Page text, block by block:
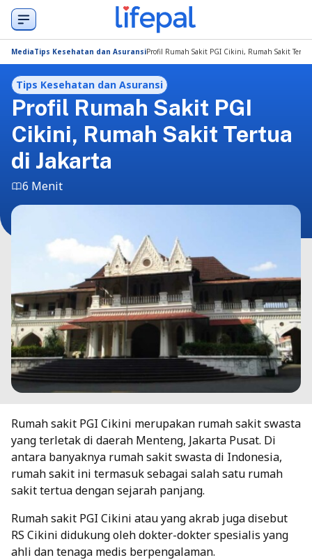
MediaTips Kesehatan dan AsuransiProfil Rumah Sakit PGI Cikini, Rumah Sakit
Tips Kesehatan dan Asuransi
Profil Rumah Sakit PGI
Cikini, Rumah Sakit Tertua
di Jakarta
6 Menit
Rumah sakit PGI Cikini merupakan rumah sakit swasta
yang terletak di daerah Menteng, Jakarta Pusat. Di
antara banyaknya rumah sakit swasta di Indonesia,
rumah sakit ini termasuk sebagai salah satu rumah
sakit tertua dengan sejarah panjang.
Rumah sakit PGI Cikini atau yang akrab juga disebut
RS Cikini didukung oleh dokter-dokter spesialis yang
ahli dan tenaga medis berpengalaman.